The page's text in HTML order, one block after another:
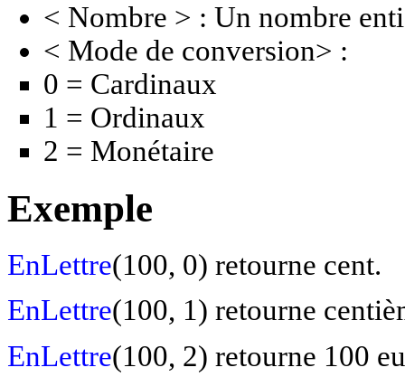
< Nombre > : Un nombre
< Mode de conversion> :
0 = Cardinaux
1 = Ordinaux
2 = Monétaire
Exemple
EnLettre(100, 0) retourne cent.
EnLettre(100, 1) retourne
EnLettre(100, 2) retourne 100